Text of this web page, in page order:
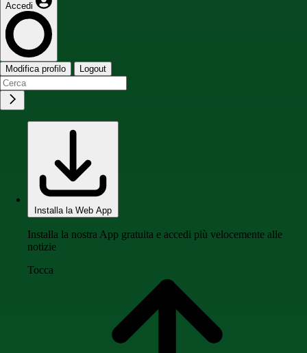
Accedi
Modifica profilo Logout
Installa la Web App
Installa la nostra App gratuita e accedi più velocemente alle
notizie
Tocca